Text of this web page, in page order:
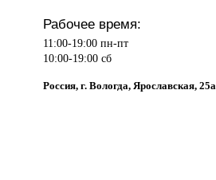
Рабочее время:
11:00-19:00 пн-пт
10:00-19:00 сб
Россия, г. Вологда, Ярославская, 25а